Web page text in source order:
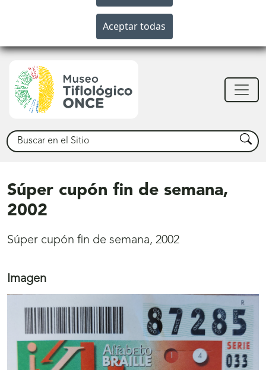
Buscar Buscar
Súper cupón fin de semana,
2002
Súper cupón fin de semana, 2002
Imagen